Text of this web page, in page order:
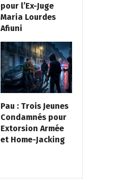
pour l’Ex-Juge
Maria Lourdes
Afiuni
Pau : Trois Jeunes
Condamnés pour
Extorsion Armée
et Home-Jacking